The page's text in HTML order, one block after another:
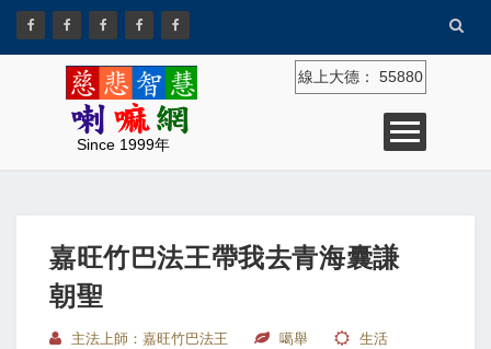
Since 1999年
線上大德： 55880
嘉旺竹巴法王帶我去青海囊謙
朝聖
主法上師：嘉旺竹巴法王 噶舉
生活